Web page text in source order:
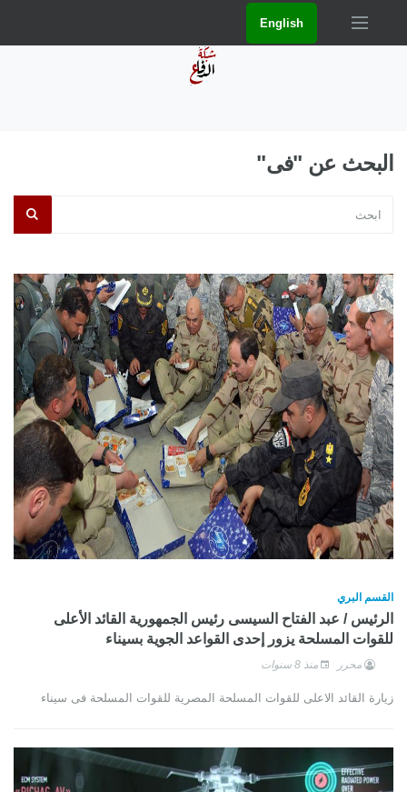
English
البحث عن "فى"
القسم البري
الرئيس / عبد الفتاح السيسى رئيس الجمهورية القائد الأعلى
للقوات المسلحة يزور إحدى القواعد الجوية بسيناء
محرر منذ 8 سنوات
زيارة القائد الاعلى للقوات المسلحة المصرية للقوات المسلحة فى سيناء